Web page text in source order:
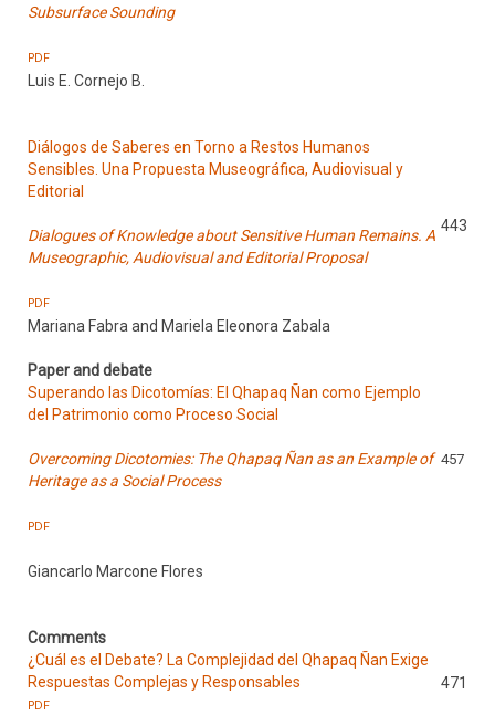
Subsurface Sounding
PDF
Luis E. Cornejo B.
Diálogos de Saberes en Torno a Restos Humanos
Sensibles. Una Propuesta Museográfica, Audiovisual y
Editorial
Dialogues of Knowledge about Sensitive Human Remains. A
Museographic, Audiovisual and Editorial Proposal
443
PDF
Mariana Fabra and Mariela Eleonora Zabala
Paper and debate
Superando las Dicotomías: El Qhapaq Ñan como Ejemplo
del Patrimonio como Proceso Social
Overcoming Dicotomies: The Qhapaq Ñan as an Example of
Heritage as a Social Process
457
PDF
Giancarlo Marcone Flores
Comments
¿Cuál es el Debate? La Complejidad del Qhapaq Ñan Exige
Respuestas Complejas y Responsables
471
PDF